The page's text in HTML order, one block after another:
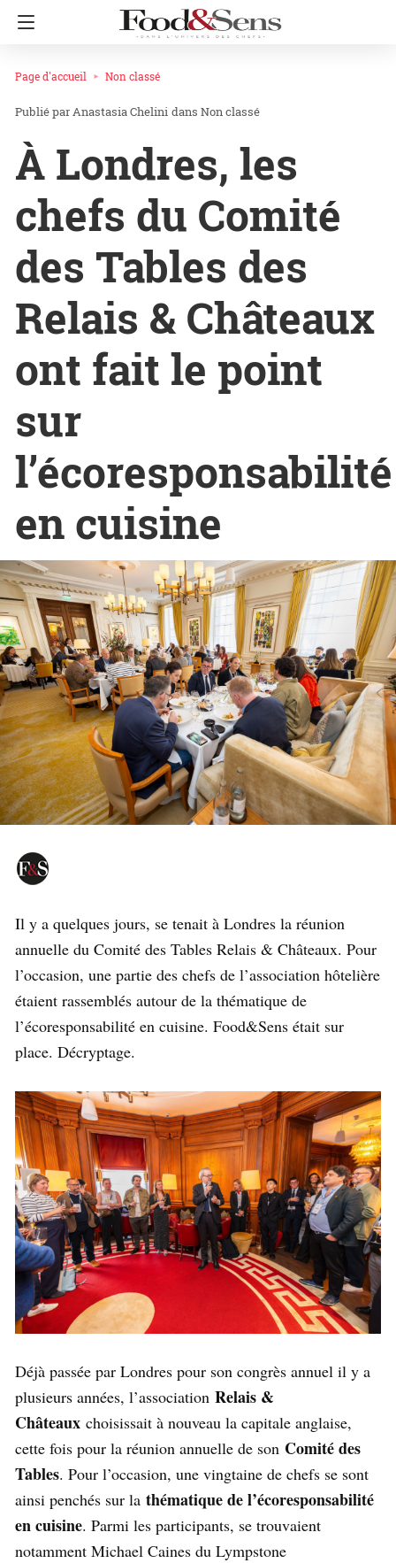
Page d'accueil Non classé
Anastasia Chelini dans Non classé
À Londres, les
chefs du Comité
des Tables des
Relais & Châteaux
ont fait le point
sur
l’écoresponsabilité
en cuisine
Il y a quelques jours, se tenait à Londres la réunion
annuelle du Comité des Tables Relais & Châteaux. Pour
l’occasion, une partie des chefs de l’association hôtelière
étaient rassemblés autour de la thématique de
l’écoresponsabilité en cuisine. Food&Sens était sur
place. Décryptage.
Déjà passée par Londres pour son congrès annuel il y a
plusieurs années, l’association Relais &
Châteaux choisissait à nouveau la capitale anglaise,
cette fois pour la réunion annuelle de son Comité des
Tables. Pour l’occasion, une vingtaine de chefs se sont
ainsi penchés sur la thématique de l’écoresponsabilité
en cuisine. Parmi les participants, se trouvaient
notamment Michael Caines du Lympstone